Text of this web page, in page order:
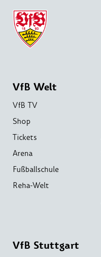
VfB Welt
VfB TV
Shop
Tickets
Arena
Fußballschule
Reha-Welt
VfB Stuttgart